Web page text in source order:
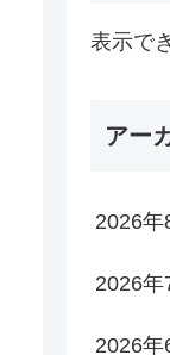
表示で
アー
2026年
2026年
2026年